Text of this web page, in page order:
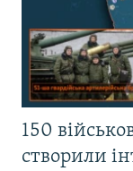
150
створили